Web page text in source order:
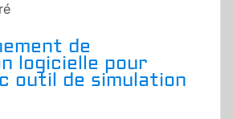
de
logicielle pour
outil de simulation